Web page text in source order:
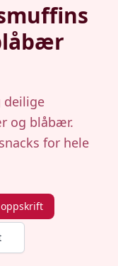
deilige
og blåbær.
for hele